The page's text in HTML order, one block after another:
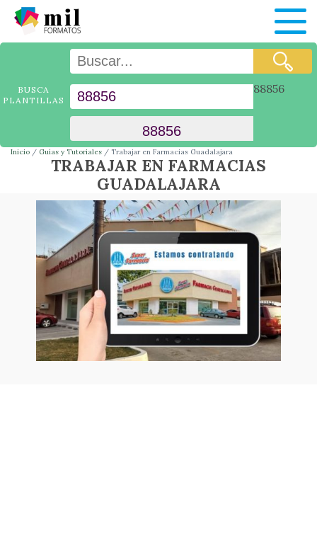
BUSCA
PLANTILLAS
88856
Inicio Guías y Tutoriales Trabajar en Farmacias Guadalajara
TRABAJAR EN FARMACIAS
GUADALAJARA